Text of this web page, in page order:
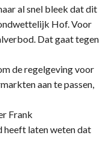
al snel bleek dat dit
Hof. Voor
Dat gaat tegen
de regelgeving voor
aan te passen,
Frank
heeft laten weten dat